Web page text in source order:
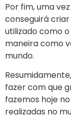
Por fim, uma
conseguirá
utilizado como
maneira como
mundo.
fazer com que
fazemos hoje
realizadas no